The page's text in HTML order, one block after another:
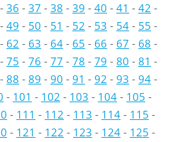
- 36 - 37 - 38 - 39 - 40 - 41 - 42 -
- 49 - 50 - 51 - 52 - 53 - 54 - 55 -
- 62 - 63 - 64 - 65 - 66 - 67 - 68 -
- 75 - 76 - 77 - 78 - 79 - 80 - 81 -
- 88 - 89 - 90 - 91 - 92 - 93 - 94 -
- 101 - 102 - 103 - 104 - 105 -
- 111 - 112 - 113 - 114 - 115 -
- 121 - 122 - 123 - 124 - 125 -